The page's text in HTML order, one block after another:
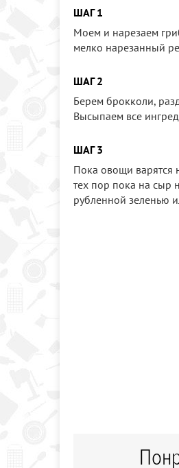
ШАГ 1
Моем и нарезаем
мелко нарезанный
ШАГ 2
Берем брокколи,
Высыпаем все
ШАГ 3
Пока овощи варятся
тех пор пока на сыр
рубленной зеленью